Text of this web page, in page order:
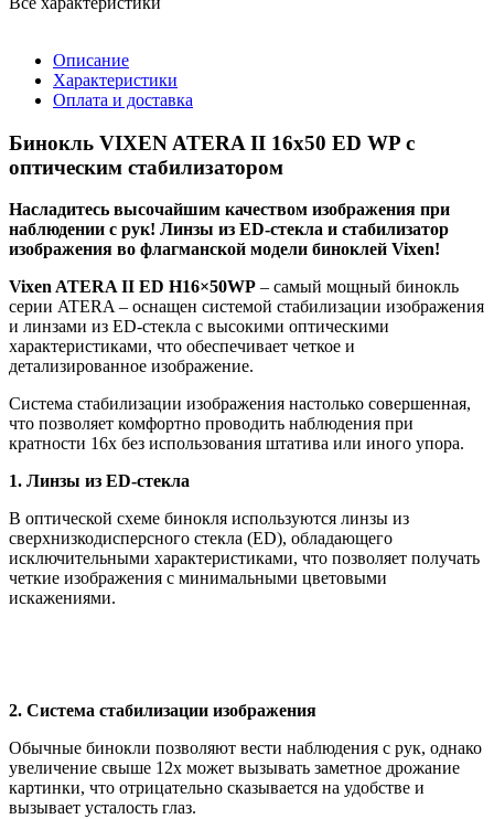
Описание
Характеристики
Оплата и доставка
Бинокль VIXEN ATERA II 16x50 ED WP с
оптическим стабилизатором
Насладитесь высочайшим качеством изображения при
наблюдении с рук! Линзы из ED-стекла и стабилизатор
изображения во флагманской модели биноклей Vixen!
Vixen ATERA II ED H16×50WP – самый мощный бинокль
серии ATERA – оснащен системой стабилизации изображения
и линзами из ED-стекла с высокими оптическими
характеристиками, что обеспечивает четкое и
детализированное изображение.
Система стабилизации изображения настолько совершенная,
что позволяет комфортно проводить наблюдения при
кратности 16х без использования штатива или иного упора.
1. Линзы из ED-стекла
В оптической схеме бинокля используются линзы из
сверхнизкодисперсного стекла (ED), обладающего
исключительными характеристиками, что позволяет получать
четкие изображения с минимальными цветовыми
искажениями.
2. Система стабилизации изображения
Обычные бинокли позволяют вести наблюдения с рук, однако
увеличение свыше 12х может вызывать заметное дрожание
картинки, что отрицательно сказывается на удобстве и
вызывает усталость глаз.